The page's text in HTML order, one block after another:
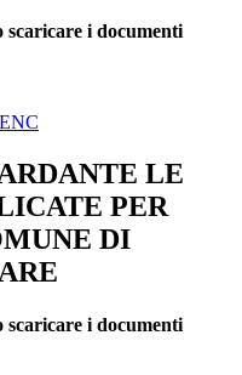
scaricare i documenti
LE
PER
DI
scaricare i documenti